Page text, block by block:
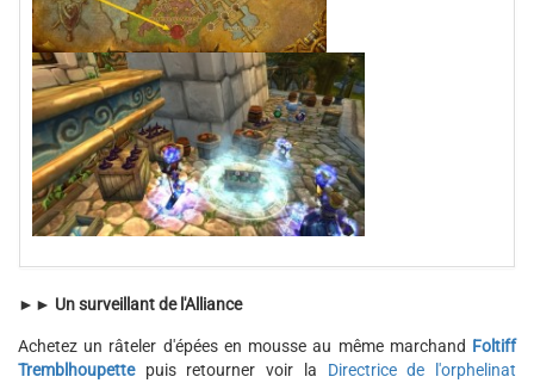
►► Un surveillant de l'Alliance
Achetez un râteler d'épées en mousse au même marchand Foltiff
Tremblhoupettepuis retourner voir la Directrice de l'orphelinat